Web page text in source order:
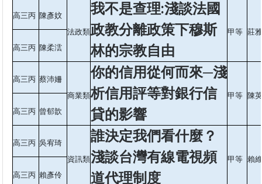
高三丙 陳彥妏
法政類
我不是查理:淺談法國
政教分離政策下穆斯
林的宗教自由
甲等 莊
高三丙 陳柔澐
高三丙 蔡沛姍
商業類
你的信用從何而來─淺
析信用評等對銀行信
貸的影響
甲等 陳
高三丙 曾郁歆
高三丙 吳宥琦
資訊類
誰決定我們看什麼？
淺談台灣有線電視頻
道代理制度
甲等 賴
高三丙 賴彥伶